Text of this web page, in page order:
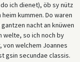
ich dienet), öb sy nütz
kummen. Do waren
nacht an knüwen
so ich noch by
von welchem Joannes
gsin secundae classis.